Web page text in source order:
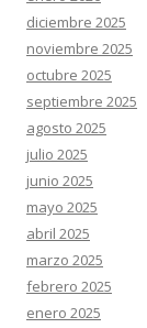
diciembre 2025
noviembre 2025
octubre 2025
septiembre 2025
agosto 2025
julio 2025
junio 2025
mayo 2025
abril 2025
marzo 2025
febrero 2025
enero 2025